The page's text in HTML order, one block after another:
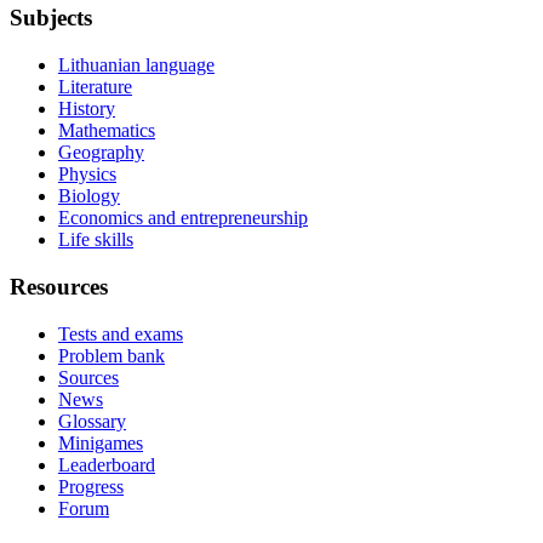
Subjects
Lithuanian language
Literature
History
Mathematics
Geography
Physics
Biology
Economics and entrepreneurship
Life skills
Resources
Tests and exams
Problem bank
Sources
News
Glossary
Minigames
Leaderboard
Progress
Forum